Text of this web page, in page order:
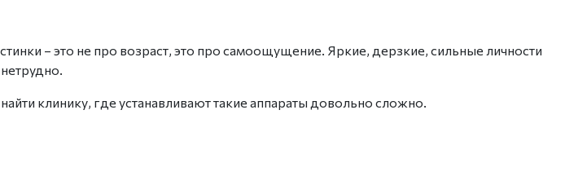
– это не про возраст, это про самоощущение. Яркие, дерзкие, сильные личности
клинику, где устанавливают такие аппараты довольно сложно.